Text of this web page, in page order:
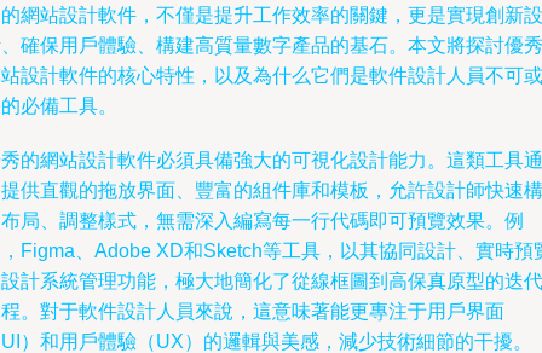
網站設計軟件，不僅是提升工作效率的關鍵，更是實現創新設
確保用戶體驗、構建高質量數字產品的基石。本文將探討優秀
設計軟件的核心特性，以及為什么它們是軟件設計人員不可或
必備工具。
的網站設計軟件必須具備強大的可視化設計能力。這類工具通
供直觀的拖放界面、豐富的組件庫和模板，允許設計師快速構
局、調整樣式，無需深入編寫每一行代碼即可預覽效果。例
Figma、Adobe XD和Sketch等工具，以其協同設計、實時預
計系統管理功能，極大地簡化了從線框圖到高保真原型的迭代
。對于軟件設計人員來說，這意味著能更專注于用戶界面
）和用戶體驗（UX）的邏輯與美感，減少技術細節的干擾。